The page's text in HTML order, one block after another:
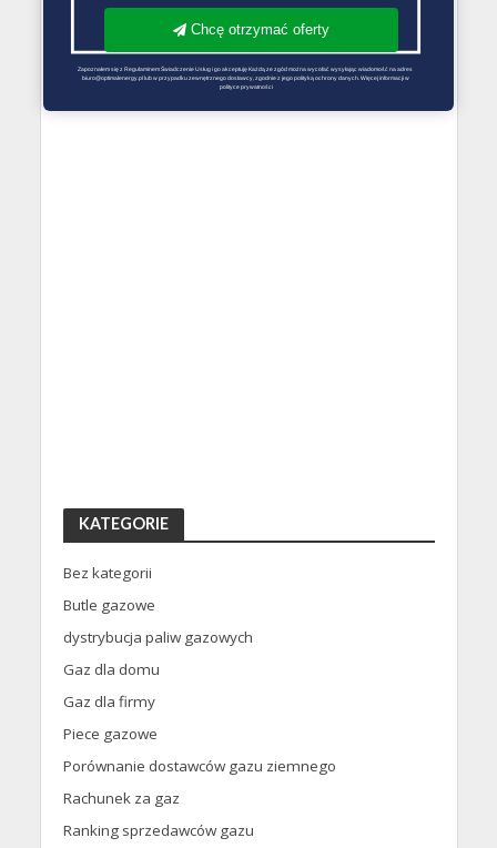
KATEGORIE
Bez kategorii
Butle gazowe
dystrybucja paliw gazowych
Gaz dla domu
Gaz dla firmy
Piece gazowe
Porównanie dostawców gazu ziemnego
Rachunek za gaz
Ranking sprzedawców gazu
Chcę otrzymać oferty
Zapoznałem się z Regulaminem Świadczenie Usług i go akceptuję Każdą ze zgód można wycofać wysyłając wiadomość na adres
biuro@optimalenergy.pl lub w przypadku zewnętrznego dostawcy, zgodnie z jego polityką ochrony danych. Więcej informacji w
polityce prywatności